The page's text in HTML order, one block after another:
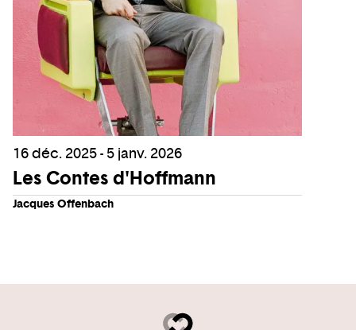
16 déc. 2025 - 5 janv. 2026
Les Contes d'Hoffmann
Jacques Offenbach